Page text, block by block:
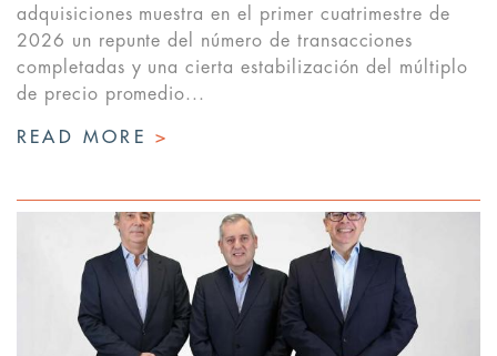
adquisiciones muestra en el primer cuatrimestre de
2026 un repunte del número de transacciones
completadas y una cierta estabilización del múltiplo
de precio promedio...
READ MORE >